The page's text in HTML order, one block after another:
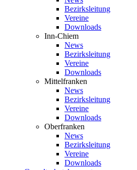
Bezirksleitung
Vereine
Downloads
Inn-Chiem
News
Bezirksleitung
Vereine
Downloads
Mittelfranken
News
Bezirksleitung
Vereine
Downloads
Oberfranken
News
Bezirksleitung
Vereine
Downloads